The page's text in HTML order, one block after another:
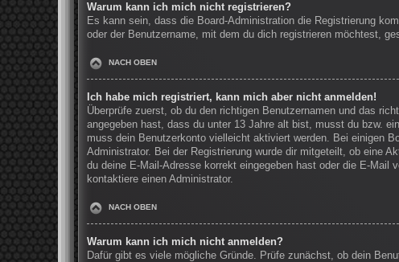
Warum kann ich mich nicht registrieren?
Es kann sein, dass die Board-Administration die Registrierung
oder der Benutzername, mit dem du dich registrieren möchtest,
NACH OBEN
Ich habe mich registriert, kann mich aber nicht anmelden!
Überprüfe zuerst, ob du den richtigen Benutzernamen und das
angegeben hast, dass du unter 13 Jahre alt bist, musst du bzw.
muss dein Benutzerkonto vielleicht aktiviert werden. Bei einigen
Administrator. Bei der Registrierung wurde dir mitgeteilt, ob eine
du deine E-Mail-Adresse korrekt eingegeben hast oder die E-
kontaktiere einen Administrator.
NACH OBEN
Warum kann ich mich nicht anmelden?
Dafür gibt es viele mögliche Gründe. Prüfe zunächst, ob dein